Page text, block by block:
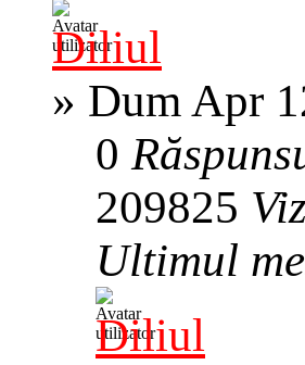
Diliul
» Dum Apr
0
209825
Ultimul
Diliul